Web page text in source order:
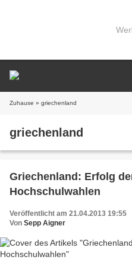
Zuhause » griechenland
griechenland
Griechenland: Erfolg
Hochschulwahlen
Veröffentlicht am 21.04.2013 19:55
Von Sepp Aigner